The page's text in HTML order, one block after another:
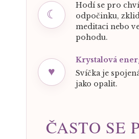
☾
Hodí se pro
odpočinku,
meditaci nebo
pohodu.
♥
Krystalová
Svíčka je
jako opalit.
ČASTO SE